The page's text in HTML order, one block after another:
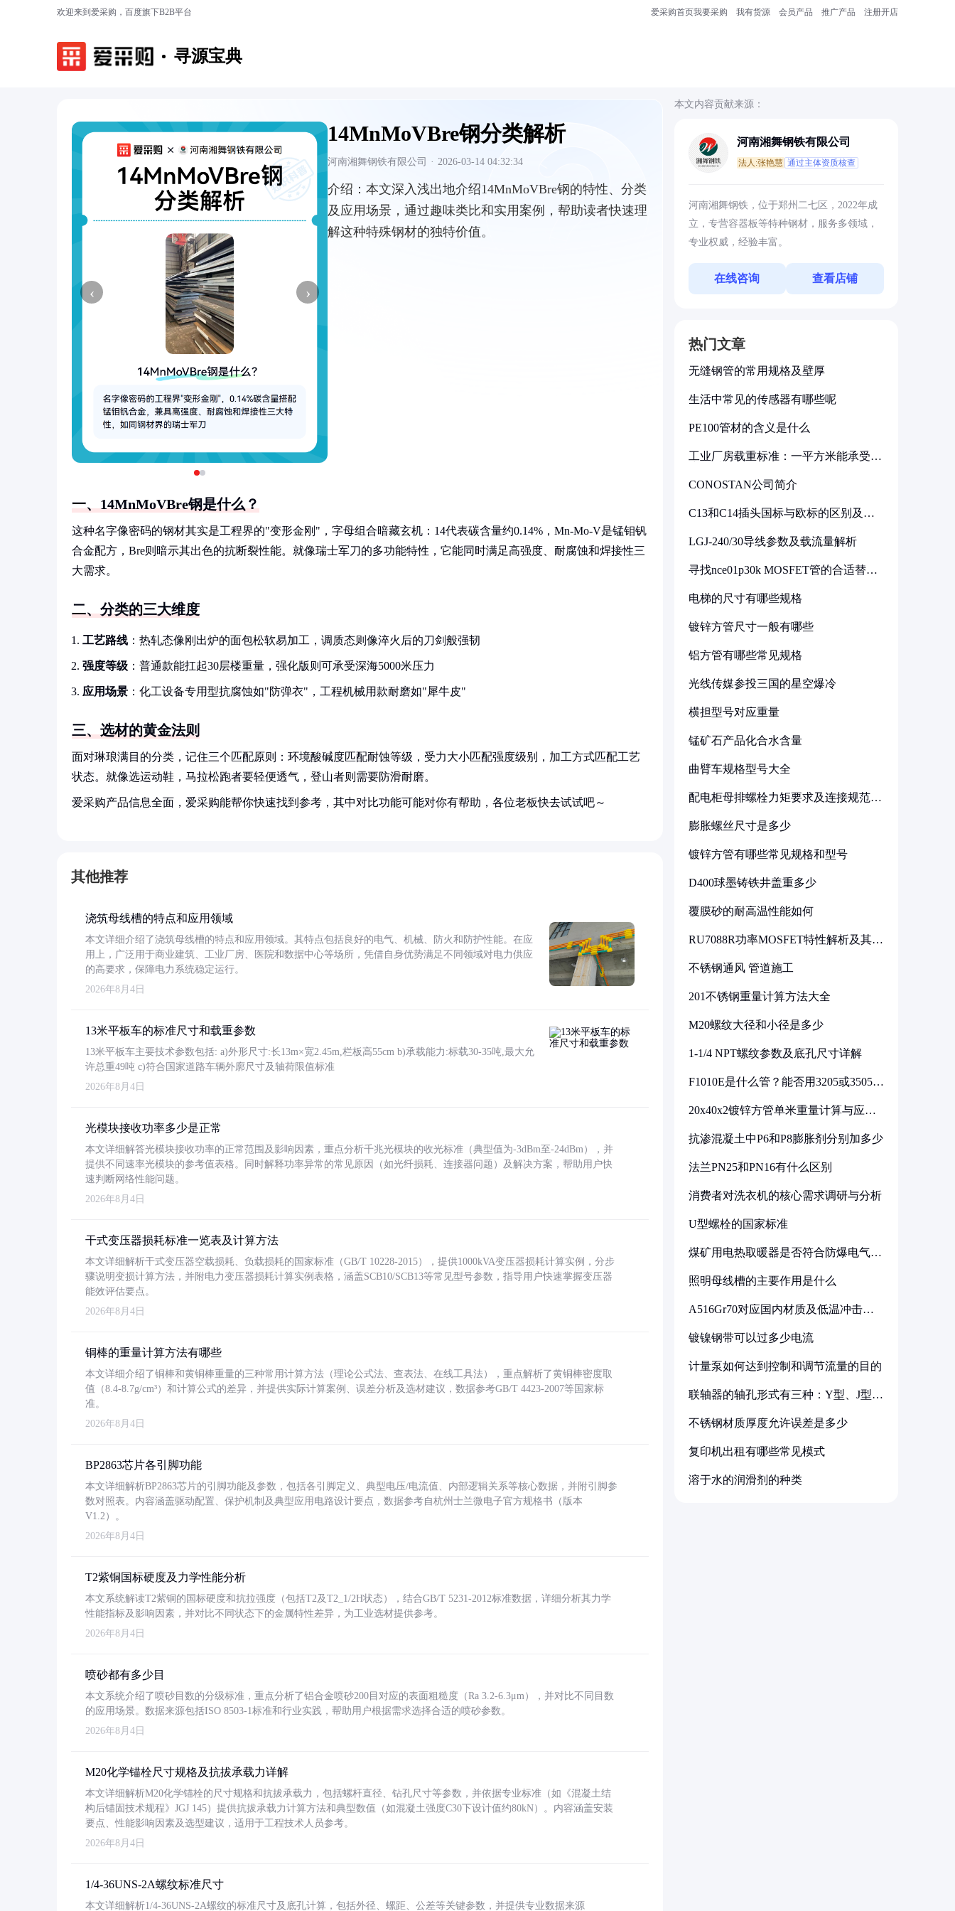
欢迎来到爱采购，百度旗下B2B平台 爱采购首页我要采购 我有货源 会员产品 推广产品 注册开店
寻源宝典
‹ ›
14MnMoVBre钢分类解析
河南湘舞钢铁有限公司 · 2026-03-14 04:32:34
介绍： 本文深入浅出地介绍14MnMoVBre钢的特性、分类
及应用场景，通过趣味类比和实用案例，帮助读者快速理
解这种特殊钢材的独特价值。
一、14MnMoVBre钢是什么？
这种名字像密码的钢材其实是工程界的"变形金刚"，字母组合暗藏玄机：14代表碳含量约0.14%，Mn-Mo-V是锰钼钒
合金配方，Bre则暗示其出色的抗断裂性能。就像瑞士军刀的多功能特性，它能同时满足高强度、耐腐蚀和焊接性三
大需求。
二、分类的三大维度
工艺路线 ：热轧态像刚出炉的面包松软易加工，调质态则像淬火后的刀剑般强韧
强度等级 ：普通款能扛起30层楼重量，强化版则可承受深海5000米压力
应用场景 ：化工设备专用型抗腐蚀如"防弹衣"，工程机械用款耐磨如"犀牛皮"
三、选材的黄金法则
面对琳琅满目的分类，记住三个匹配原则：环境酸碱度匹配耐蚀等级，受力大小匹配强度级别，加工方式匹配工艺
状态。就像选运动鞋，马拉松跑者要轻便透气，登山者则需要防滑耐磨。
爱采购产品信息全面，爱采购能帮你快速找到参考，其中对比功能可能对你有帮助，各位老板快去试试吧～
其他推荐
浇筑母线槽的特点和应用领域
本文详细介绍了浇筑母线槽的特点和应用领域。其特点包括良好的电气、机械、防火和防护性能。在应
用上，广泛用于商业建筑、工业厂房、医院和数据中心等场所，凭借自身优势满足不同领域对电力供应
的高要求，保障电力系统稳定运行。
2026年8月4日
13米平板车的标准尺寸和载重参数
13米平板车主要技术参数包括: a)外形尺寸:长13m×宽2.45m,栏板高55cm b)承载能力:标载30-35吨,最大允
许总重49吨 c)符合国家道路车辆外廓尺寸及轴荷限值标准
2026年8月4日
光模块接收功率多少是正常
本文详细解答光模块接收功率的正常范围及影响因素，重点分析千兆光模块的收光标准（典型值为-3dBm至-24dBm），并
提供不同速率光模块的参考值表格。同时解释功率异常的常见原因（如光纤损耗、连接器问题）及解决方案，帮助用户快
速判断网络性能问题。
2026年8月4日
干式变压器损耗标准一览表及计算方法
本文详细解析干式变压器空载损耗、负载损耗的国家标准（GB/T 10228-2015），提供1000kVA变压器损耗计算实例，分步
骤说明变损计算方法，并附电力变压器损耗计算实例表格，涵盖SCB10/SCB13等常见型号参数，指导用户快速掌握变压器
能效评估要点。
2026年8月4日
铜棒的重量计算方法有哪些
本文详细介绍了铜棒和黄铜棒重量的三种常用计算方法（理论公式法、查表法、在线工具法），重点解析了黄铜棒密度取
值（8.4-8.7g/cm³）和计算公式的差异，并提供实际计算案例、误差分析及选材建议，数据参考GB/T 4423-2007等国家标
准。
2026年8月4日
BP2863芯片各引脚功能
本文详细解析BP2863芯片的引脚功能及参数，包括各引脚定义、典型电压/电流值、内部逻辑关系等核心数据，并附引脚参
数对照表。内容涵盖驱动配置、保护机制及典型应用电路设计要点，数据参考自杭州士兰微电子官方规格书（版本
V1.2）。
2026年8月4日
T2紫铜国标硬度及力学性能分析
本文系统解读T2紫铜的国标硬度和抗拉强度（包括T2及T2_1/2H状态），结合GB/T 5231-2012标准数据，详细分析其力学
性能指标及影响因素，并对比不同状态下的金属特性差异，为工业选材提供参考。
2026年8月4日
喷砂都有多少目
本文系统介绍了喷砂目数的分级标准，重点分析了铝合金喷砂200目对应的表面粗糙度（Ra 3.2-6.3μm），并对比不同目数
的应用场景。数据来源包括ISO 8503-1标准和行业实践，帮助用户根据需求选择合适的喷砂参数。
2026年8月4日
M20化学锚栓尺寸规格及抗拔承载力详解
本文详细解析M20化学锚栓的尺寸规格和抗拔承载力，包括螺杆直径、钻孔尺寸等参数，并依据专业标准（如《混凝土结
构后锚固技术规程》JGJ 145）提供抗拔承载力计算方法和典型数值（如混凝土强度C30下设计值约80kN）。内容涵盖安装
要点、性能影响因素及选型建议，适用于工程技术人员参考。
2026年8月4日
1/4-36UNS-2A螺纹标准尺寸
本文详细解析1/4-36UNS-2A螺纹的标准尺寸及底孔计算，包括外径、螺距、公差等关键参数，并提供专业数据来源
本文内容贡献来源：
河南湘舞钢铁有限公司
法人:张艳慧 通过主体资质核查
河南湘舞钢铁，位于郑州二七区，2022年成
立，专营容器板等特种钢材，服务多领域，
专业权威，经验丰富。
在线咨询 查看店铺
热门文章
无缝钢管的常用规格及壁厚
生活中常见的传感器有哪些呢
PE100管材的含义是什么
工业厂房载重标准：一平方米能承受多
CONOSTAN公司简介
C13和C14插头国标与欧标的区别及其
LGJ-240/30导线参数及载流量解析
寻找nce01p30k MOSFET管的合适替代
电梯的尺寸有哪些规格
镀锌方管尺寸一般有哪些
铝方管有哪些常见规格
光线传媒参投三国的星空爆冷
横担型号对应重量
锰矿石产品化合水含量
曲臂车规格型号大全
配电柜母排螺栓力矩要求及连接规范详
膨胀螺丝尺寸是多少
镀锌方管有哪些常见规格和型号
D400球墨铸铁井盖重多少
覆膜砂的耐高温性能如何
RU7088R功率MOSFET特性解析及其在
不锈钢通风 管道施工
201不锈钢重量计算方法大全
M20螺纹大径和小径是多少
1-1/4 NPT螺纹参数及底孔尺寸详解
F1010E是什么管？能否用3205或3505代
20x40x2镀锌方管单米重量计算与应用
抗渗混凝土中P6和P8膨胀剂分别加多少
法兰PN25和PN16有什么区别
消费者对洗衣机的核心需求调研与分析
U型螺栓的国家标准
煤矿用电热取暖器是否符合防爆电气设
照明母线槽的主要作用是什么
A516Gr70对应国内材质及低温冲击要
镀镍钢带可以过多少电流
计量泵如何达到控制和调节流量的目的
联轴器的轴孔形式有三种：Y型、J型、
不锈钢材质厚度允许误差是多少
复印机出租有哪些常见模式
溶于水的润滑剂的种类